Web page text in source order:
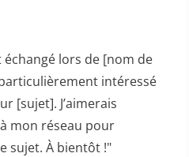
lors de [nom de
intéressé
[sujet]. J’aimerais
mon réseau pour
sujet. À bientôt !"